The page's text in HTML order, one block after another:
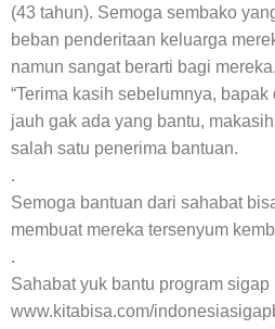
(43 tahun). Semoga sembako
beban penderitaan keluarga
namun sangat berarti bagi mereka.
“Terima kasih sebelumnya,
jauh gak ada yang bantu,
salah satu penerima bantuan.
.
Semoga bantuan dari sahabat
membuat mereka tersenyum
.
Sahabat yuk bantu program
www.kitabisa.com/